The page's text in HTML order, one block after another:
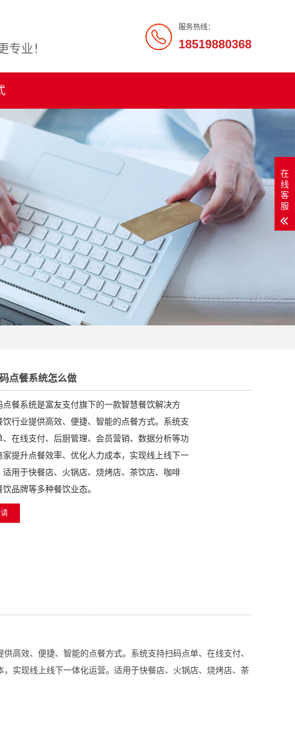
服务热线：
18519880368
专业！
点餐系统怎么做
点餐系统​是富友支付旗下的一款智慧餐饮解决方
饮行业提供高效、便捷、智能的点餐方式。系统支
、在线支付、后厨管理、会员营销、数据分析等功
家提升点餐效率、优化人力成本，实现线上线下一
适用于快餐店、火锅店、烧烤店、茶饮店、咖啡
品牌等多种餐饮业态。
高效、便捷、智能的点餐方式。系统支持扫码点单、在线支付、
实现线上线下一体化运营。适用于快餐店、火锅店、烧烤店、茶
在
线
客
服